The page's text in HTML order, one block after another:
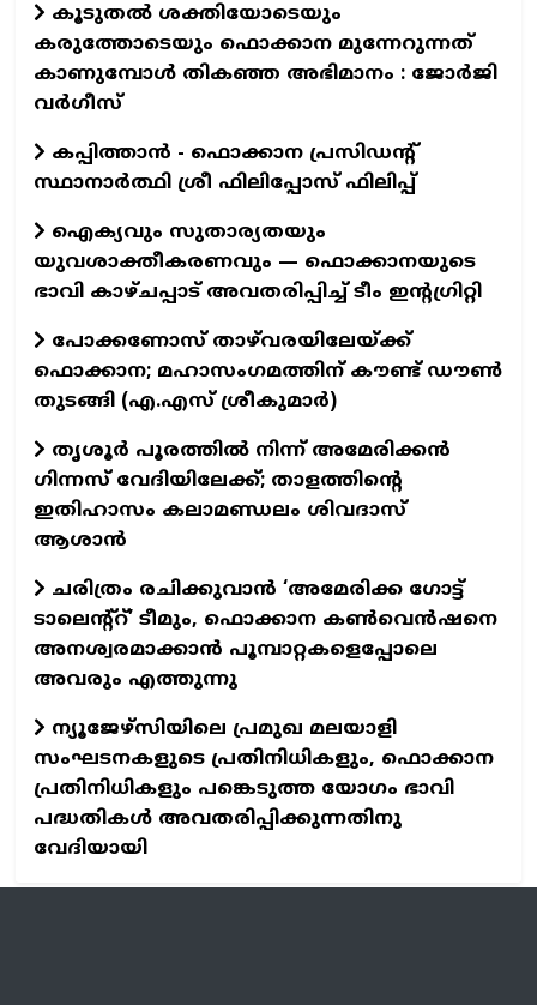
കൂടുതൽ ശക്തിയോടെയും
കരുത്തോടെയും ഫൊക്കാന മുന്നേറുന്നത്
കാണുമ്പോൾ തികഞ്ഞ അഭിമാനം : ജോർജി
വർഗീസ്
കപ്പിത്താൻ - ഫൊക്കാന പ്രസിഡന്റ്
സ്ഥാനാർത്ഥി ശ്രീ ഫിലിപ്പോസ് ഫിലിപ്പ്
ഐക്യവും സുതാര്യതയും
യുവശാക്തീകരണവും — ഫൊക്കാനയുടെ
ഭാവി കാഴ്ചപ്പാട് അവതരിപ്പിച്ച് ടീം ഇന്റഗ്രിറ്റി
പോക്കണോസ് താഴ്‌വരയിലേയ്ക്ക്
ഫൊക്കാന; മഹാസംഗമത്തിന് കൗണ്ട് ഡൗണ്‍
തുടങ്ങി (എ.എസ് ശ്രീകുമാര്‍)
തൃശൂർ പൂരത്തിൽ നിന്ന് അമേരിക്കൻ
ഗിന്നസ് വേദിയിലേക്ക്; താളത്തിന്റെ
ഇതിഹാസം കലാമണ്ഡലം ശിവദാസ്
ആശാൻ
ചരിത്രം രചിക്കുവാൻ ‘അമേരിക്ക ഗോട്ട്
ടാലെന്റ്റ്’ ടീമും, ഫൊക്കാന കൺവെൻഷനെ
അനശ്വരമാക്കാൻ പൂമ്പാറ്റകളെപ്പോലെ
അവരും എത്തുന്നു
ന്യൂജേഴ്സിയിലെ പ്രമുഖ മലയാളി
സംഘടനകളുടെ പ്രതിനിധികളും, ഫൊക്കാന
പ്രതിനിധികളും പങ്കെടുത്ത യോഗം ഭാവി
പദ്ധതികൾ അവതരിപ്പിക്കുന്നതിനു
വേദിയായി